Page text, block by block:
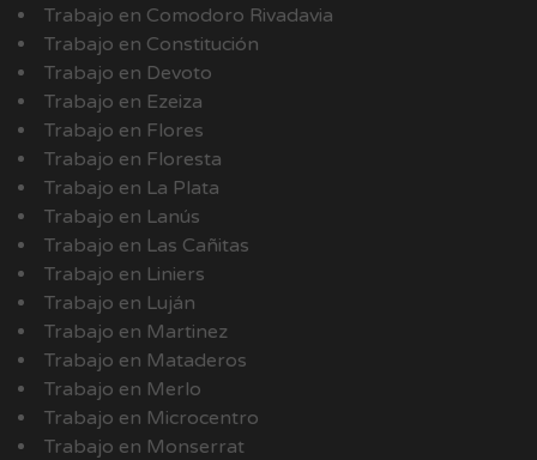
Trabajo en Comodoro Rivadavia
Trabajo en Constitución
Trabajo en Devoto
Trabajo en Ezeiza
Trabajo en Flores
Trabajo en Floresta
Trabajo en La Plata
Trabajo en Lanús
Trabajo en Las Cañitas
Trabajo en Liniers
Trabajo en Luján
Trabajo en Martinez
Trabajo en Mataderos
Trabajo en Merlo
Trabajo en Microcentro
Trabajo en Monserrat